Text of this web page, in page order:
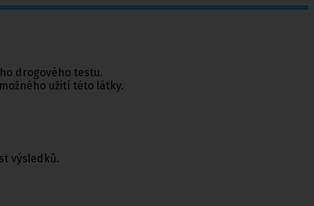
drogového testu.
užití této látky.
výsledků.